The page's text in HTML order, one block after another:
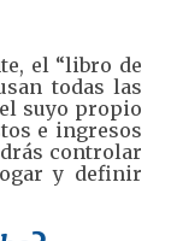
el “libro de
todas las
suyo propio
e ingresos
controlar
y definir